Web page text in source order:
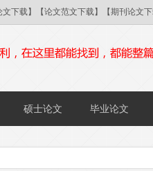
下载】【论文范文下载】【期刊论文
硕士论文 毕业论文